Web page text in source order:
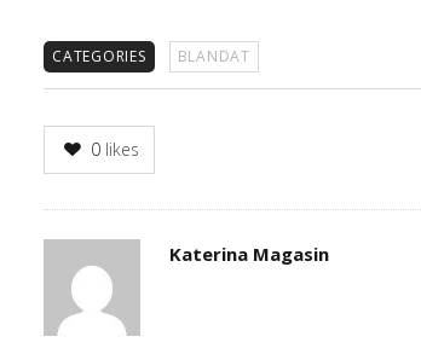
CATEGORIES BLANDAT
0 likes
Author
Katerina Magasin